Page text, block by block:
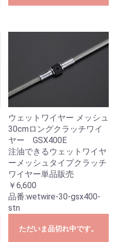
ウェットワイヤー メッシュ
30cmロングクラッチワイ
ヤー GSX400E
注油できるウェットワイヤ
ーメッシュタイプクラッチ
ワイヤー単品販売
￥6,600
品番:wetwire-30-gsx400-
stn
ただいま品切れ中です。